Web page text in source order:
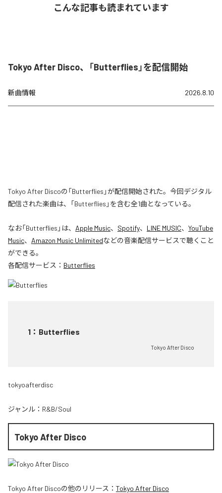
こんな記事も読まれています
Tokyo After Disco、「Butterflies」を配信開始
新曲情報 2026.8.10
Tokyo After Discoの「Butterflies」が配信開始された。今回デジタル
配信された楽曲は、「Butterflies」を含む全1曲となっている。
なお「Butterflies 」は、 Apple Music、 Spotify、 LINE MUSIC、 YouTube
Music、 Amazon Music Unlimitedなどの音楽配信サービスで聴くこと
ができる。
各配信サービス： Butterflies
1 ： Butterflies
Tokyo After Disco
tokyoafterdisc
ジャンル： R&B/Soul
Tokyo After Disco
Tokyo After Discoの他のリリース： Tokyo After Disco